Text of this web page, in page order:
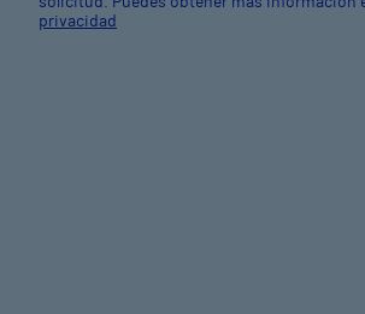
privacidad